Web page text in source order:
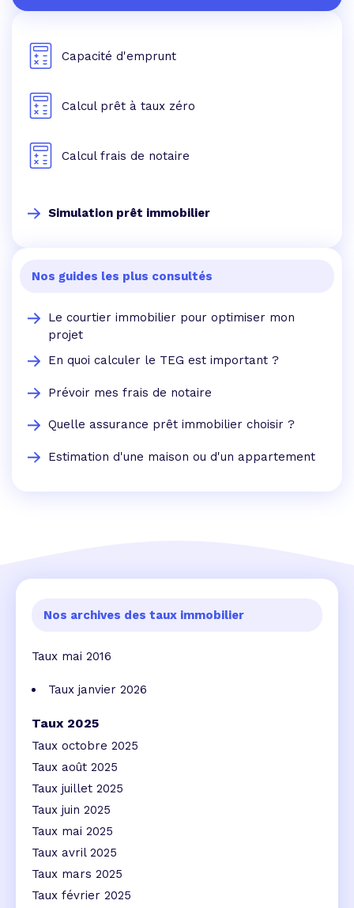
Capacité d'emprunt
Calcul prêt à taux zéro
Calcul frais de notaire
Simulation prêt immobilier
Nos guides les plus consultés
Le courtier immobilier pour optimiser mon
projet
En quoi calculer le TEG est important ?
Prévoir mes frais de notaire
Quelle assurance prêt immobilier choisir ?
Estimation d'une maison ou d'un appartement
Nos archives des taux immobilier
Taux mai 2016
Taux janvier 2026
Taux 2025
Taux octobre 2025
Taux août 2025
Taux juillet 2025
Taux juin 2025
Taux mai 2025
Taux avril 2025
Taux mars 2025
Taux février 2025